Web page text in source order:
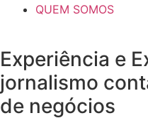
QUEM SOMOS
Experiência e
jornalismo
de negócios